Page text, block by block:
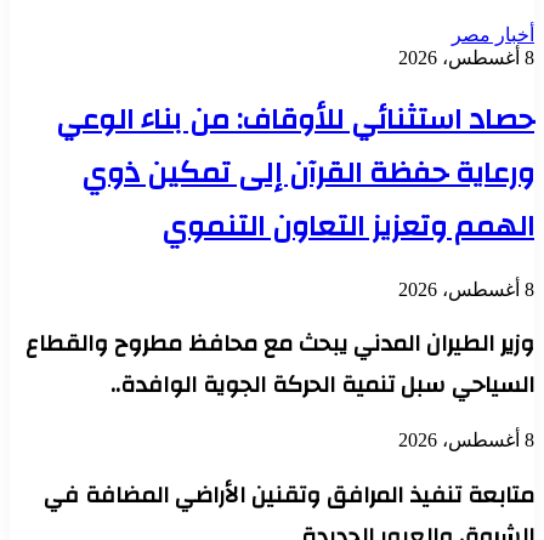
أخبار مصر
8 أغسطس، 2026
حصاد استثنائي للأوقاف: من بناء الوعي
ورعاية حفظة القرآن إلى تمكين ذوي
الهمم وتعزيز التعاون التنموي
8 أغسطس، 2026
وزير الطيران المدني يبحث مع محافظ مطروح والقطاع
السياحي سبل تنمية الحركة الجوية الوافدة..
8 أغسطس، 2026
متابعة تنفيذ المرافق وتقنين الأراضي المضافة في